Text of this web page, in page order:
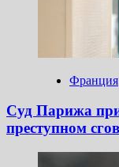
Франция
Суд Парижа
преступном